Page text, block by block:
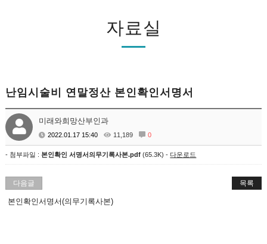
자료실
난임시술비 연말정산 본인확인서명서
미래와희망산부인과
2022.01.17 15:40 11,189 0
- 첨부파일 :본인확인 서명서의무기록사본.pdf (65.3K) - 다운로드
다음글 목록
본인확인서명서(의무기록사본)